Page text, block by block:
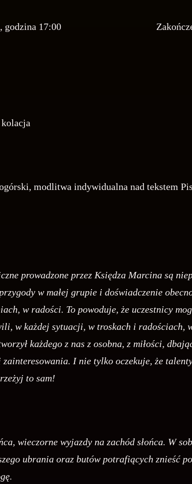
godzina 17:00
modlitwa indywidualna nad tekstem
prowadzone przez Księdza Marcina są
w małej grupie i doświadczenie
w radości. To powoduje, że uczestnicy
w każdej sytuacji, w troskach i radościach,
każdego z nas z osobna, z miłości,
zainteresowania. I nie tylko oczekuje, że
to sam!
wieczorne wyjazdy na zachód słońca. W
ubrania oraz butów potrafiących znieść